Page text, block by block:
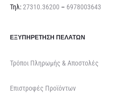
Τηλ:27310.36200 – 6978003643
ΕΞΥΠΗΡΈΤΗΣΗ ΠΕΛΑΤΏΝ
Τρόποι Πληρωμής & Αποστολές
Επιστροφές Προϊόντων